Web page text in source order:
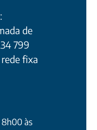
de
799
fixa
8h00 às